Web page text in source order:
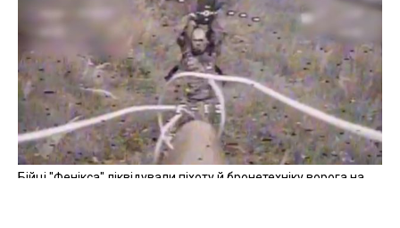
Бійці "Фенікса" ліквідували піхоту й бронетехніку ворога на